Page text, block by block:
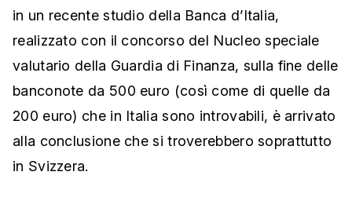
in un recente studio della Banca d’Italia,
realizzato con il concorso del Nucleo speciale
valutario della Guardia di Finanza, sulla fine delle
banconote da 500 euro (così come di quelle da
200 euro) che in Italia sono introvabili, è arrivato
alla conclusione che si troverebbero soprattutto
in Svizzera.